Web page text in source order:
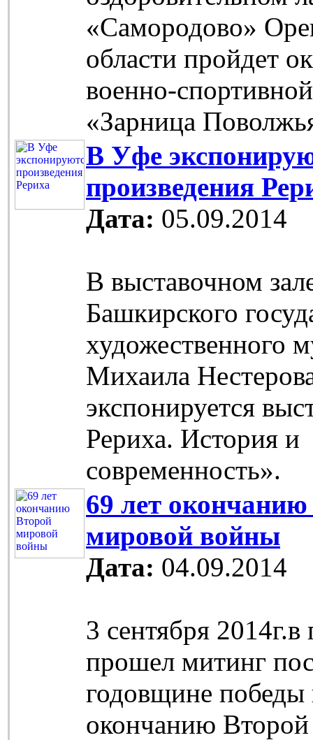
«Самородово»
области пройдет
военно-
«Зарница
В Уфе
произведения
Дата: 05.09.2014
В выставочном
Башкирского
художественного
Михаила
экспонируется
Рериха. История и
современность».
69 лет
мировой войны
Дата: 04.09.2014
3 сентября
прошел митинг
годовщине
окончанию